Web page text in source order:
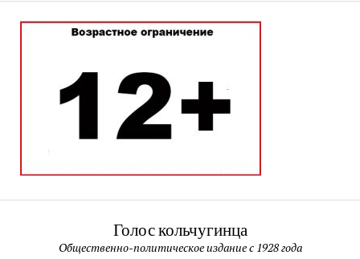
Голос кольчугинца
Общественно-политическое издание с 1928 года